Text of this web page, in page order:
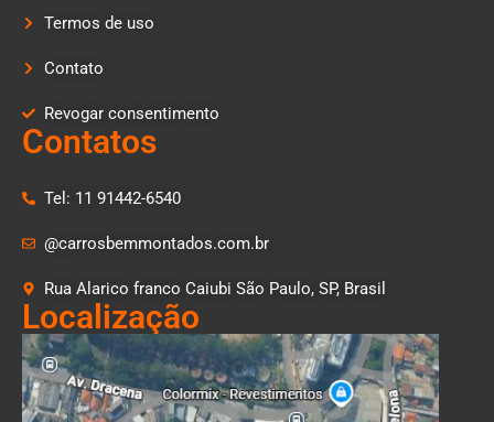
Termos de uso
Contato
Revogar consentimento
Contatos
Tel: 11 91442-6540
@carrosbemmontados.com.br
Rua Alarico franco Caiubi São Paulo, SP, Brasil
Localização